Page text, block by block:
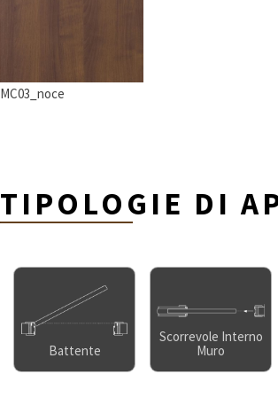
MC03_noce
TIPOLOGIE DI
Battente
Scorrevole Interno
Muro